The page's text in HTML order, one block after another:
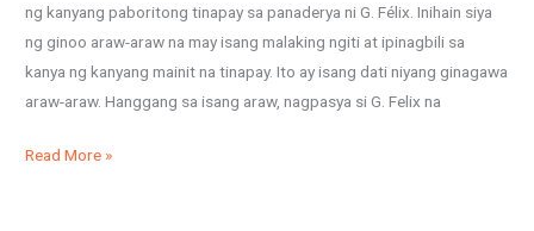
ng kanyang paboritong tinapay sa panaderya ni G. Félix. Inihain siya
ng ginoo araw-araw na may isang malaking ngiti at ipinagbili sa
kanya ng kanyang mainit na tinapay. Ito ay isang dati niyang ginagawa
araw-araw. Hanggang sa isang araw, nagpasya si G. Felix na
Read More »